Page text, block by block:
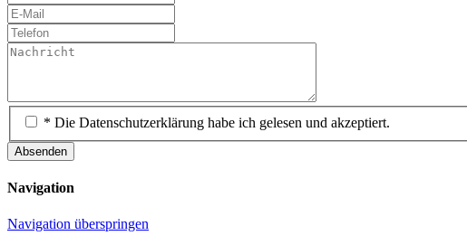
* Die Datenschutzerklärung habe ich gelesen und akzeptiert.
Absenden
Navigation
Navigation überspringen